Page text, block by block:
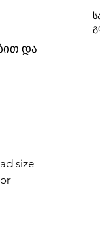
და
size